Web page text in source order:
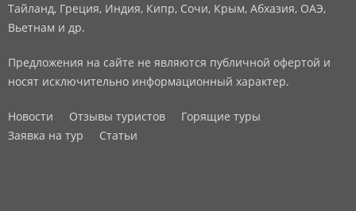
Тайланд, Греция, Индия, Кипр, Сочи, Крым, Абхазия, ОАЭ,
Вьетнам и др.
Предложения на сайте не являются публичной офертой и
носят исключительно информационный характер.
Новости Отзывы туристов
Горящие туры
Заявка на тур
Статьи